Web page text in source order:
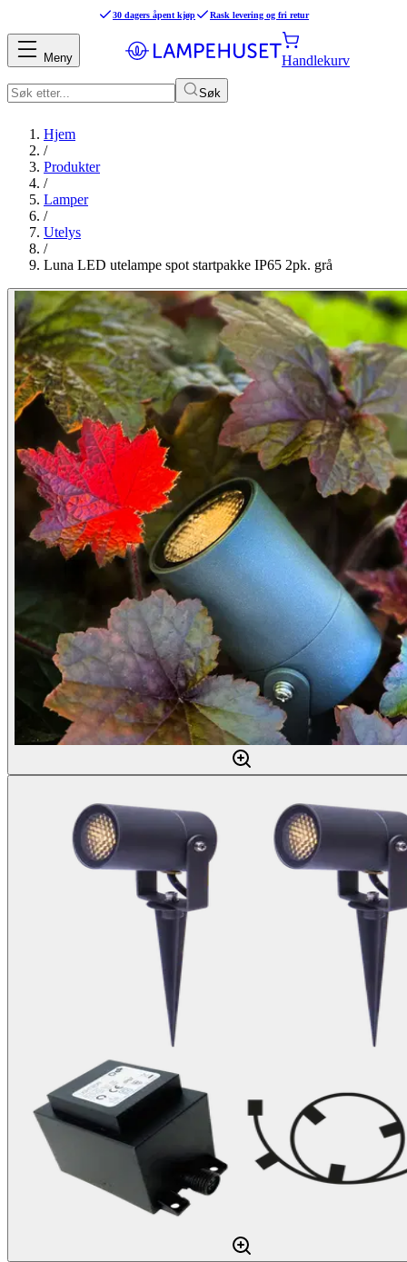
30 dagers åpent kjøp Rask levering og fri retur
Søk
Handlekurv
Meny
Hjem
/
Produkter
/
Lamper
/
Utelys
/
Luna LED utelampe spot startpakke IP65 2pk. grå